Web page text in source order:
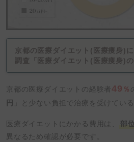
京都の医療ダイエット(医療痩身)
調査「医療ダイエット(医療痩身)の
京都の医療ダイエットの経験者 49 ％
円
」と少ない負担で治療を受けてい
医療ダイエットにかかる費用は、 部
異なるため確認が必要です。